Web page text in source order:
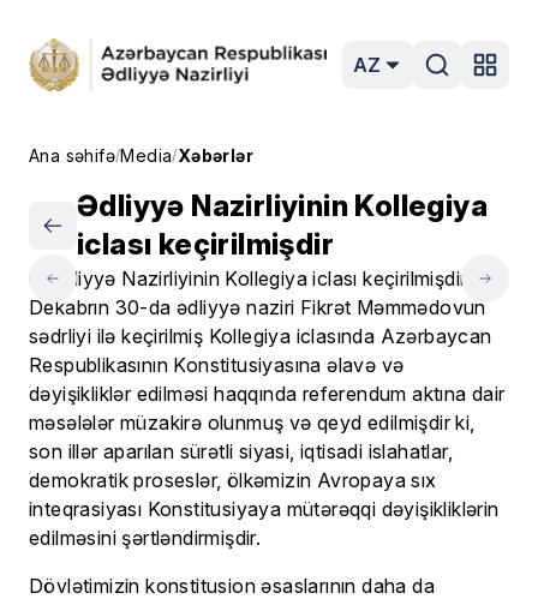
AZ
Ana səhifə/Media/Xəbərlər
Ədliyyə Nazirliyinin Kollegiya
iclası keçirilmişdir
Dekabrın 30-da ədliyyə naziri Fikrət Məmmədovun
sədrliyi ilə keçirilmiş Kollegiya iclasında Azərbaycan
Respublikasının Konstitusiyasına əlavə və
dəyişikliklər edilməsi haqqında referendum aktına dair
məsələlər müzakirə olunmuş və qeyd edilmişdir ki,
son illər aparılan sürətli siyasi, iqtisadi islahatlar,
demokratik proseslər, ölkəmizin Avropaya sıx
inteqrasiyası Konstitusiyaya mütərəqqi dəyişikliklərin
edilməsini şərtləndirmişdir.
Dövlətimizin konstitusion əsaslarının daha da